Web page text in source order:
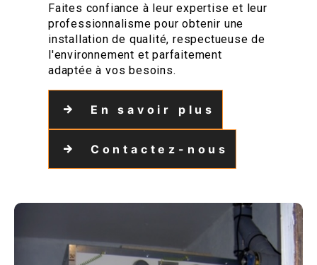
Faites confiance à leur expertise et leur
professionnalisme pour obtenir une
installation de qualité, respectueuse de
l'environnement et parfaitement
adaptée à vos besoins.
En savoir plus
Contactez-nous